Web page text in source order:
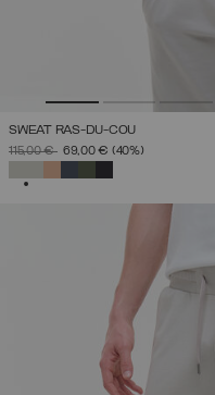
SWEAT RAS-DU-COU
PRIX RÉDUIT DE
115,00 €À69,00 € (40%)